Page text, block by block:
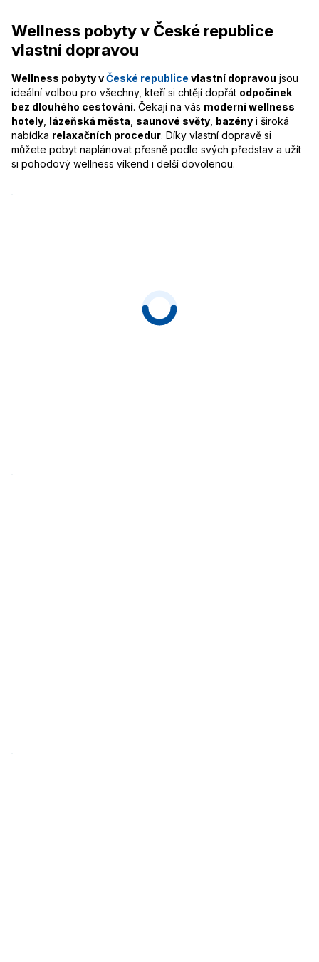
Wellness pobyty v České republice
vlastní dopravou
Wellness pobyty vČeské republice vlastní dopravou jsou
ideální volbou pro všechny, kteří si chtějí dopřát odpočinek
bez dlouhého cestování. Čekají na vás moderní wellness
hotely lázeňská města saunové světy bazény i široká
nabídka relaxačních procedur. Díky vlastní dopravě si
můžete pobyt naplánovat přesně podle svých představ a užít
si pohodový wellness víkend i delší dovolenou.